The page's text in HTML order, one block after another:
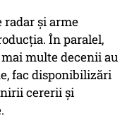
radar şi arme
În paralel,
multe decenii au
fac disponibilizări
cererii şi